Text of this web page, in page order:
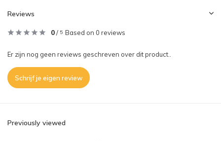
Reviews
0/ 5 Based on 0 reviews
Er zijn nog geen reviews geschreven over dit product..
Schrijf je eigen review
Previously viewed